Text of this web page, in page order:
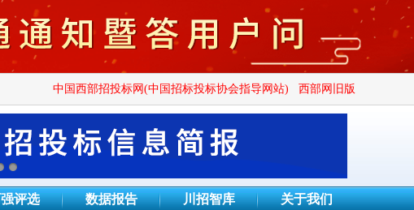
中国西部招投标网(中国招标投标协会指导网站) 西部网旧版
评选 数据报告 川招智库 关于我们